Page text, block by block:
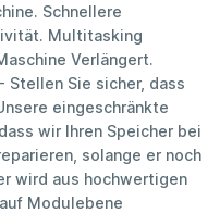
Schnellere
Multitasking
Verlängert.
Stellen Sie sicher, dass
eingeschränkte
wir Ihren Speicher bei
solange er noch
wird aus hochwertigen
Modulebene